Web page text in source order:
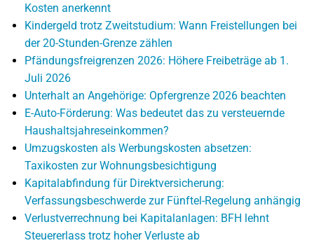
Kosten anerkennt
Kindergeld trotz Zweitstudium: Wann Freistellungen bei
der 20-Stunden-Grenze zählen
Pfändungsfreigrenzen 2026: Höhere Freibeträge ab 1.
Juli 2026
Unterhalt an Angehörige: Opfergrenze 2026 beachten
E-Auto-Förderung: Was bedeutet das zu versteuernde
Haushaltsjahreseinkommen?
Umzugskosten als Werbungskosten absetzen:
Taxikosten zur Wohnungsbesichtigung
Kapitalabfindung für Direktversicherung:
Verfassungsbeschwerde zur Fünftel-Regelung anhängig
Verlustverrechnung bei Kapitalanlagen: BFH lehnt
Steuererlass trotz hoher Verluste ab